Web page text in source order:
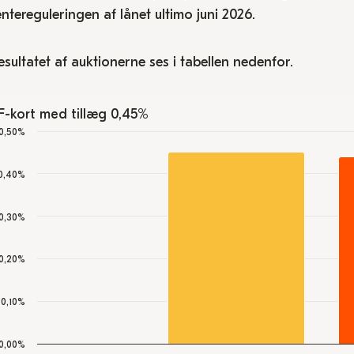
af lånet ultimo juni 2026.
af auktionerne ses i tabellen nedenfor.
kort med tillæg 0,45%
F-kort med tillæg 0,45%
0,10%